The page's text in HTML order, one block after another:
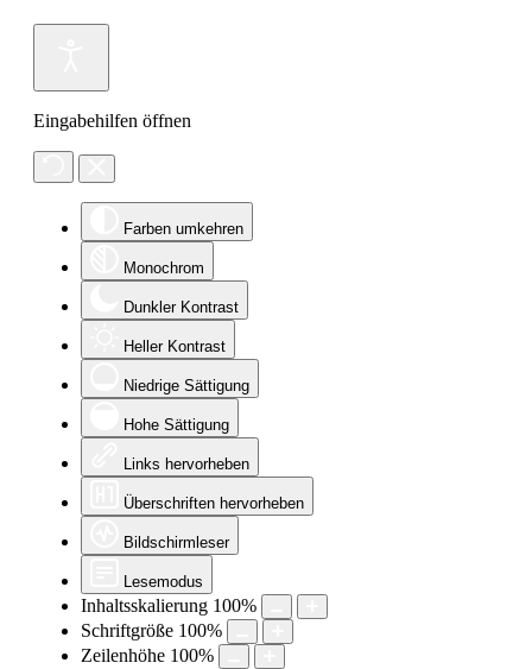
Eingabehilfen öffnen
Farben umkehren
Monochrom
Dunkler Kontrast
Heller Kontrast
Niedrige Sättigung
Hohe Sättigung
Links hervorheben
Überschriften hervorheben
Bildschirmleser
Lesemodus
Inhaltsskalierung 100%
Schriftgröße 100%
Zeilenhöhe 100%